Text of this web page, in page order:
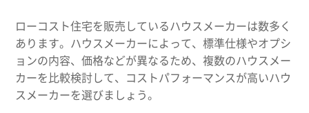
ローコスト住宅を販売しているハウスメーカーは数多く
あります。ハウスメーカーによって、標準仕様やオプシ
ョンの内容、価格などが異なるため、複数のハウスメー
カーを比較検討して、コストパフォーマンスが高いハウ
スメーカーを選びましょう。